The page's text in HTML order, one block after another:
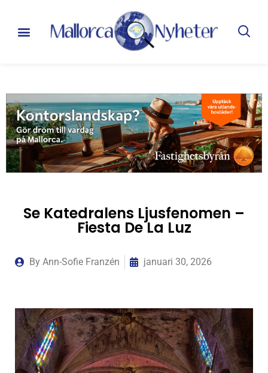
Se Katedralens Ljusfenomen –
Fiesta De La Luz
By Ann-Sofie Franzén januari 30, 2026